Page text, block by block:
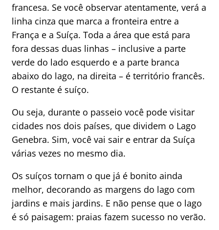
francesa. Se você observar atentamente, verá a
linha cinza que marca a fronteira entre a
França e a Suíça. Toda a área que está para
fora dessas duas linhas – inclusive a parte
verde do lado esquerdo e a parte branca
abaixo do lago, na direita – é território francês.
O restante é suíço.
Ou seja, durante o passeio você pode visitar
cidades nos dois países, que dividem o Lago
Genebra. Sim, você vai sair e entrar da Suíça
várias vezes no mesmo dia.
Os suíços tornam o que já é bonito ainda
melhor, decorando as margens do lago com
jardins e mais jardins. E não pense que o lago
é só paisagem: praias fazem sucesso no verão.